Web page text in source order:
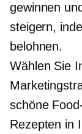
gewinnen
steigern,
belohnen.
Wählen Sie
schöne
Rezepten in